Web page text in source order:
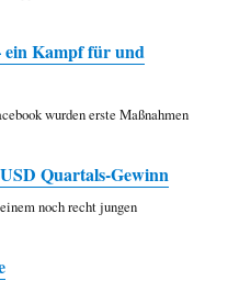
ein Kampf für und
wurden erste Maßnahmen
Quartals-Gewinn
noch recht jungen